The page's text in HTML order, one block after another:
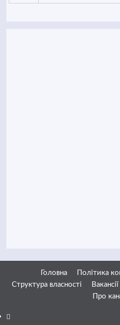
Головна
Політика
Структура власності
Вакансії
Про
Facebook